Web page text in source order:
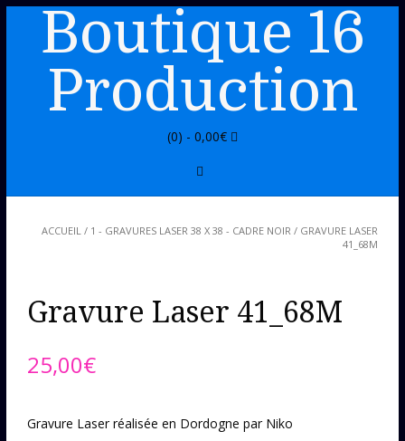
Boutique 16
Production
(0) - 0,00€
ACCUEIL / 1 - GRAVURES LASER 38 X 38 - CADRE NOIR / GRAVURE LASER
41_68M
Gravure Laser 41_68M
25,00€
Gravure Laser réalisée en Dordogne par Niko